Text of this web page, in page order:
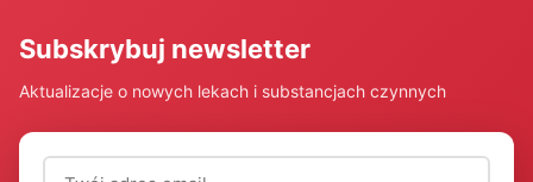
Subskrybuj newsletter
Aktualizacje o nowych lekach i substancjach czynnych
Adres email (wymagany)